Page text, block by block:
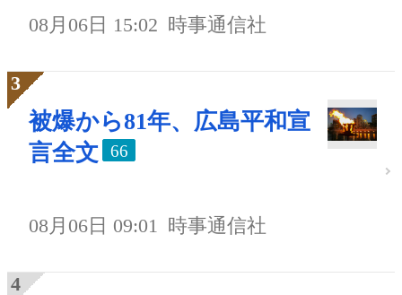
08月06日 15:02 時事通信社
被爆から81年、広島平和宣
言全文
66
08月06日 09:01 時事通信社